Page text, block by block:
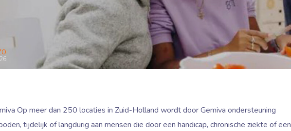
Op meer dan 250 locaties in Zuid-Holland wordt door Gemiva ondersteuning
tijdelijk of langdurig aan mensen die door een handicap, chronische ziekte of een